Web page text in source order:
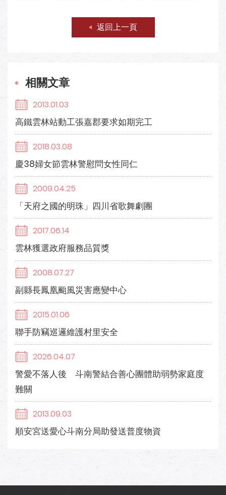
返回上一頁
相關文章
2013.01.03
高鐵雲林站動工張嘉郡要求如期完工
2018.03.08
慶38婦女節雲林警慰問女性同仁
2009.04.25
「天府之國的明珠」四川省歌舞劇團
2017.06.14
雲林獲選政府服務品質獎
2008.07.27
副縣長鳳凰颱風災害應變中心
2015.01.06
聯手防竊巡邏維護村里安全
2026.04.07
警愛不落人後 斗南警結合善心團體助弱勢家庭度
難關
2013.09.03
順安宮送愛心斗南分局助發送普度物資